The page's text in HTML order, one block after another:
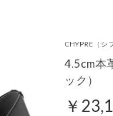
CHYPRE （シ
4.5cm本
ック）
￥